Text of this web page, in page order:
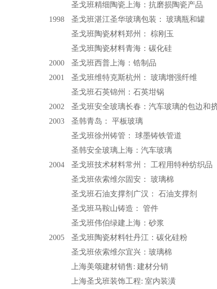
圣戈班精细陶瓷上海：抗磨损陶瓷产品
1998
圣戈班湛江圣华玻璃包装： 玻璃瓶和罐
圣戈班陶瓷材料郑州： 棕刚玉
圣戈班陶瓷材料青海：碳化硅
2000
圣戈班西普上海：锆制品
2001
圣戈班维特克斯杭州： 玻璃增强纤维
圣戈班石英锦州：石英坩锅
2002
圣戈班安全玻璃长春：汽车玻璃的包边和
2003
圣韩青岛： 平板玻璃
圣戈班徐州铸管： 球墨铸铁管道
圣韩安全玻璃上海：汽车玻璃
2004
圣戈班技术材料常州： 工程用特种纺织品
圣戈班依索维尔固安： 玻璃棉
圣戈班石油支撑剂广汉： 石油支撑剂
圣戈班马鞍山铸造： 管件
圣戈班伟伯绿建上海：砂浆
2005
圣戈班陶瓷材料牡丹江：碳化硅粉
圣戈班依索维尔宜兴：玻璃棉
上海美颂建材销售: 建材分销
上海圣戈班装饰工程: 室内装潢